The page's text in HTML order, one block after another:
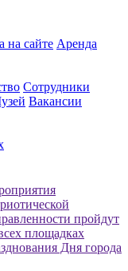
на сайте Аренда
Сотрудники
Вакансии
пройдут
площадках
Дня города